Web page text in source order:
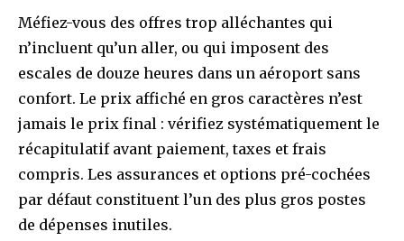
Méfiez-vous des offres trop alléchantes qui
n’incluent qu’un aller, ou qui imposent des
escales de douze heures dans un aéroport sans
confort. Le prix affiché en gros caractères n’est
jamais le prix final : vérifiez systématiquement le
récapitulatif avant paiement, taxes et frais
compris. Les assurances et options pré-cochées
par défaut constituent l’un des plus gros postes
de dépenses inutiles.